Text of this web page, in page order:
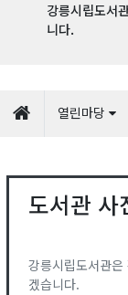
강릉시립도서
니다.
열린마당
도서관 사
강릉시립도서관
겠습니다.